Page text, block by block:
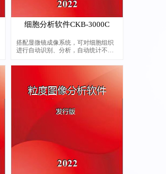
细胞分析软件CKB-3000C
搭配显微镜成像系统，可对细胞组织
进行自动识别、分析，自动统计不同
减少人工时间，提高细胞检测效率，